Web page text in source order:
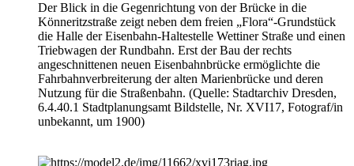
Der Blick in die Gegenrichtung von der Brücke in die
Könneritzstraße zeigt neben dem freien „Flora“-Grundstück
die Halle der Eisenbahn-Haltestelle Wettiner Straße und einen
Triebwagen der Rundbahn. Erst der Bau der rechts
angeschnittenen neuen Eisenbahnbrücke ermöglichte die
Fahrbahnverbreiterung der alten Marienbrücke und deren
Nutzung für die Straßenbahn. (Quelle: Stadtarchiv Dresden,
6.4.40.1 Stadtplanungsamt Bildstelle, Nr. XVI17, Fotograf/in
unbekannt, um 1900)